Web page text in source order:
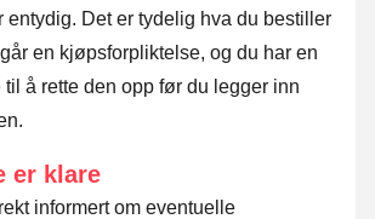
entydig. Det er tydelig hva du bestiller
en kjøpsforpliktelse, og du har en
til å rette den opp før du legger inn
er klare
informert om eventuelle